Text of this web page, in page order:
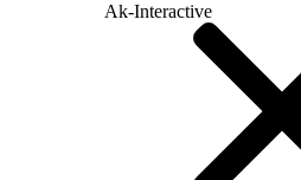
Ak-Interactive